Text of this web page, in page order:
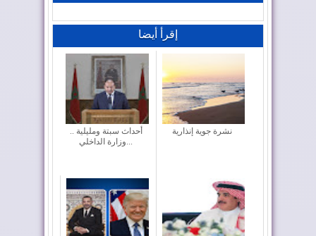
إقرأ أيضا
أحداث سبتة ومليلية ..
وزارة الداخلي...
نشرة جوية إنذارية